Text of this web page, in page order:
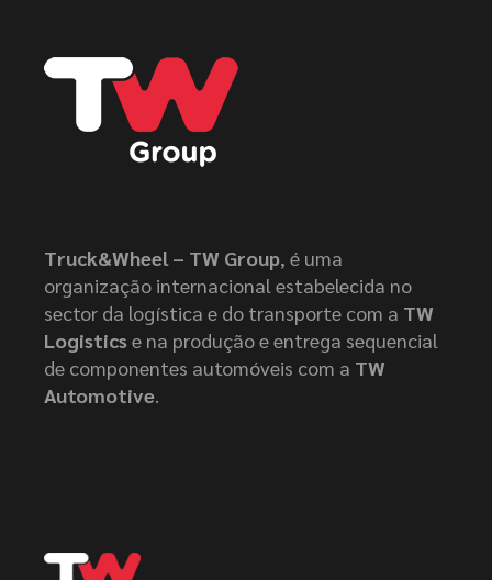
Truck&Wheel – TW Group, é uma
organização internacional estabelecida no
sector da logística e do transporte com a TW
Logisticse na produção e entrega sequencial
de componentes automóveis com a TW
Automotive.